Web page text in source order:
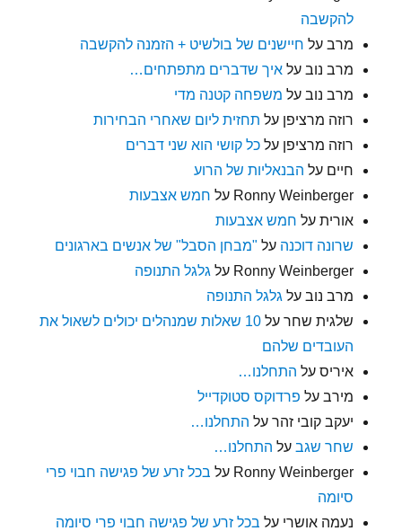
להקשבה
מרב על חיישנים של בולשיט + הזמנה להקשבה
מרב נוב עלאיך שדברים מתפתחים…
מרב נוב על משפחה קטנה מדי
רוזה מרציפן על תחזית ליום שאחרי הבחירות
רוזה מרציפן עלכל קושי הוא שני דברים
חיים על הבנאליות של הרוע
Ronny Weinberger על חמש אצבעות
אורית על חמש אצבעות
שרונה דוכנה על "מבחן הסבל" של אנשים בארגונים
Ronny Weinberger על גלגל התנופה
מרב נוב על גלגל התנופה
שלגית שחר על
10 שאלות שמנהלים יכולים לשאול את
העובדים שלהם
איריס על התחלנו…
מירב על פרדוקס סטוקדייל
יעקב קובי זהר על התחלנו…
שחר שגב על התחלנו…
Ronny Weinberger על בכל זרע של פגישה חבוי פרי
סיומה
נעמה אושרי על בכל זרע של פגישה חבוי פרי סיומה